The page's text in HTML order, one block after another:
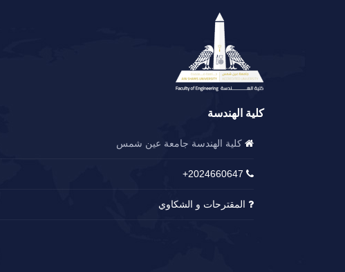
كلية الهندسة
كلية الهندسة جامعة عين شمس
2024660647+
المقترحات و الشكاوي